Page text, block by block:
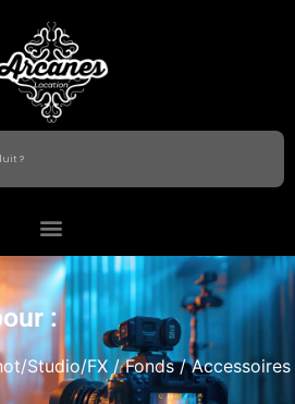
:
Studio/FX/Fonds/ Accessoires